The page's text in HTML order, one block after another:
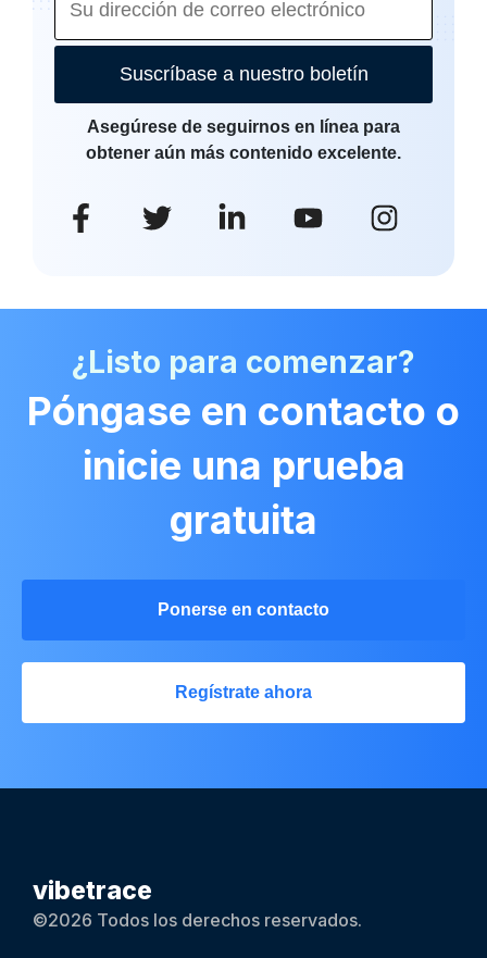
Suscríbase a nuestro boletín
Asegúrese de seguirnos en línea para
obtener aún más contenido excelente.
¿Listo para comenzar?
Póngase en contacto o
inicie una prueba
gratuita
Ponerse en contacto
Regístrate ahora
vibetrace
©2026 Todos los derechos reservados.